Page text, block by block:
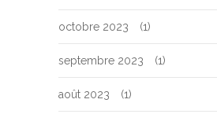
octobre 2023 (1)
septembre 2023 (1)
août 2023 (1)